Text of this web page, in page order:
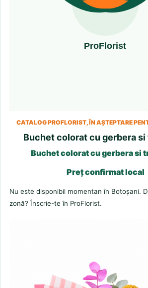
CATALOG PROFLORIST, ÎN AȘTEPTARE
Buchet colorat cu gerbera
Buchet colorat cu gerbera si
Preț confirmat local
Nu este disponibil momentan în Botoșani.
zonă? Înscrie-te în ProFlorist.